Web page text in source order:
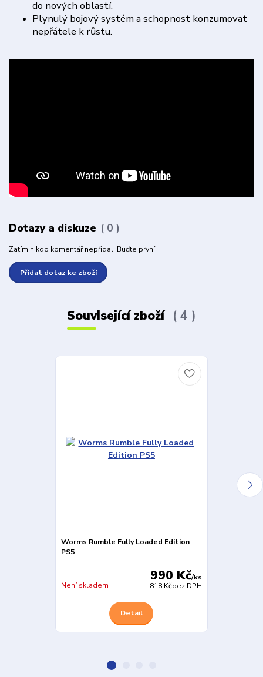
do nových oblastí.
Plynulý bojový systém a schopnost konzumovat
nepřátele k růstu.
Dotazy a diskuze 0
Zatím nikdo komentář nepřidal. Buďte první.
Přidat dotaz ke zboží
Související zboží 4
Worms Rumble Fully Loaded Edition
PS5
990 Kč/ks
818 Kčbez DPH
Není skladem
Detail